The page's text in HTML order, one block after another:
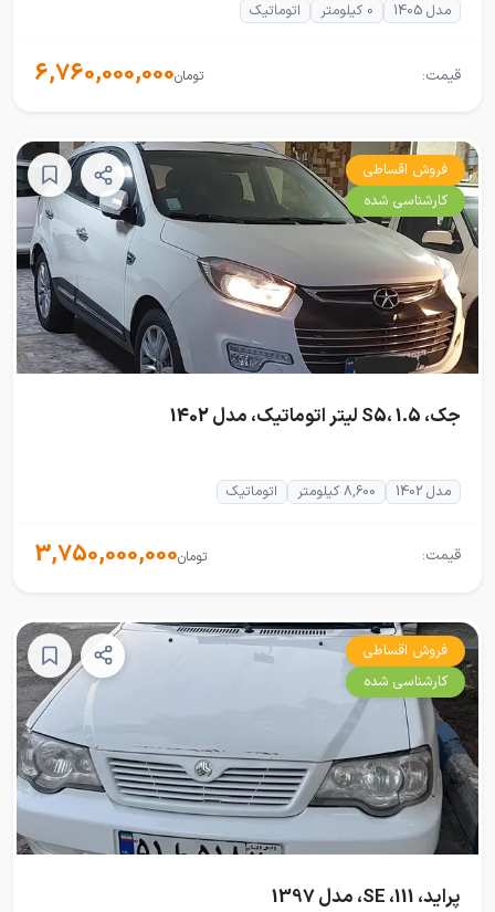
مدل 1405 0 کیلومتر اتوماتیک
قیمت: 6,760,000,000تومان
فروش اقساطی
کارشناسی شده
جک، S5، 1.5 لیتر اتوماتیک، مدل 1402
مدل 1402 8,600 کیلومتر اتوماتیک
قیمت: 3,750,000,000تومان
فروش اقساطی
کارشناسی شده
پراید، 111، SE، مدل 1397